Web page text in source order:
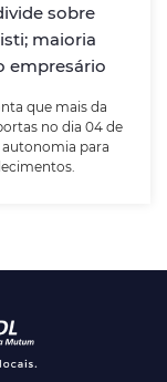
sobre
maioria
empresário
que mais da
no dia 04 de
para
dos